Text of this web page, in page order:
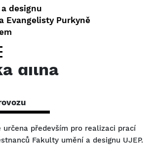
designu
Evangelisty Purkyně
dílna
především pro realizaci prací
Fakulty umění a designu UJEP.